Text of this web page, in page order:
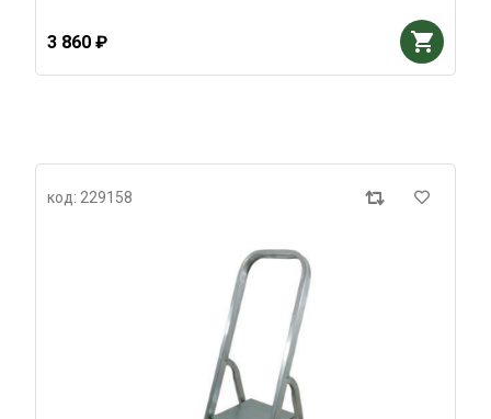
3 860 ₽
код: 229158